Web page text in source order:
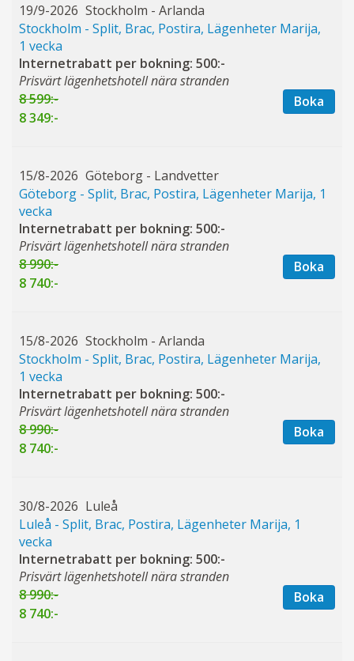
19/9-2026 Stockholm - Arlanda
Stockholm - Split, Brac, Postira, Lägenheter Marija,
1 vecka
Internetrabatt per bokning: 500:-
Prisvärt lägenhetshotell nära stranden
8 599:-
8 349:-
Boka
15/8-2026 Göteborg - Landvetter
Göteborg - Split, Brac, Postira, Lägenheter Marija, 1
vecka
Internetrabatt per bokning: 500:-
Prisvärt lägenhetshotell nära stranden
8 990:-
8 740:-
Boka
15/8-2026 Stockholm - Arlanda
Stockholm - Split, Brac, Postira, Lägenheter Marija,
1 vecka
Internetrabatt per bokning: 500:-
Prisvärt lägenhetshotell nära stranden
8 990:-
8 740:-
Boka
30/8-2026 Luleå
Luleå - Split, Brac, Postira, Lägenheter Marija, 1
vecka
Internetrabatt per bokning: 500:-
Prisvärt lägenhetshotell nära stranden
8 990:-
8 740:-
Boka